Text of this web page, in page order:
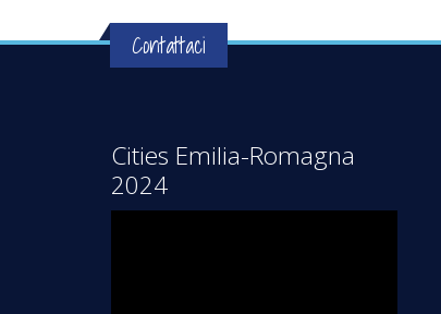
Contattaci
Cities Emilia-Romagna
2024